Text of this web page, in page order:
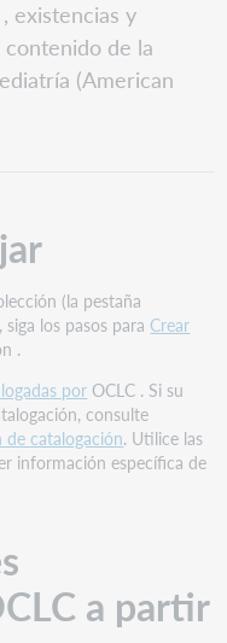
existencias y
de la
(American
(la pestaña
los pasos para Crear
.
por OCLC . Si su
consulte
catalogación. Utilice las
información específica de
a partir